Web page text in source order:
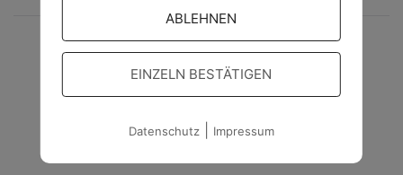
14.12.2019
ABLEHNEN
EINZELN BESTÄTIGEN
Datenschutz| Impressum